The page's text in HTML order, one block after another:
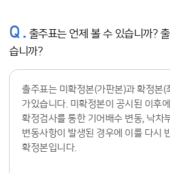
Q . 출주표는 언제 볼 수 있습니까?
습니까?
출주표는 미확정본(가판본)과 확정본(
가있습니다. 미확정본이 공시된 이후
확정검사를 통한 기어배수 변동, 낙차
변동사항이 발생된 경우에 이를 다시
확정본입니다.